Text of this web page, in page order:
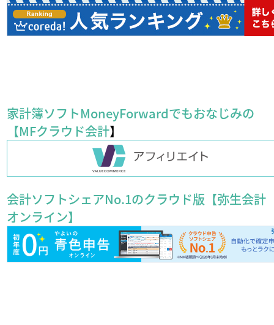
家計簿ソフトMoneyForwardでもおなじみの
【MFクラウド会計】
会計ソフトシェアNo.1のクラウド版【弥生会計
オンライン】